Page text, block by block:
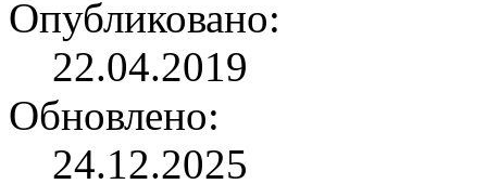
Опубликовано:
22.04.2019
Обновлено:
24.12.2025